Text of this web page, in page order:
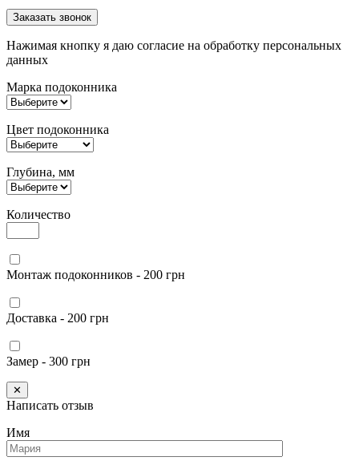
Заказать звонок
Нажимая кнопку я даю согласие на обработку персональных
данных
Марка подоконника
Цвет подоконника
Глубина, мм
Количество
Монтаж подоконников - 200 грн
Доставка - 200 грн
Замер - 300 грн
✕
Написать отзыв
Имя